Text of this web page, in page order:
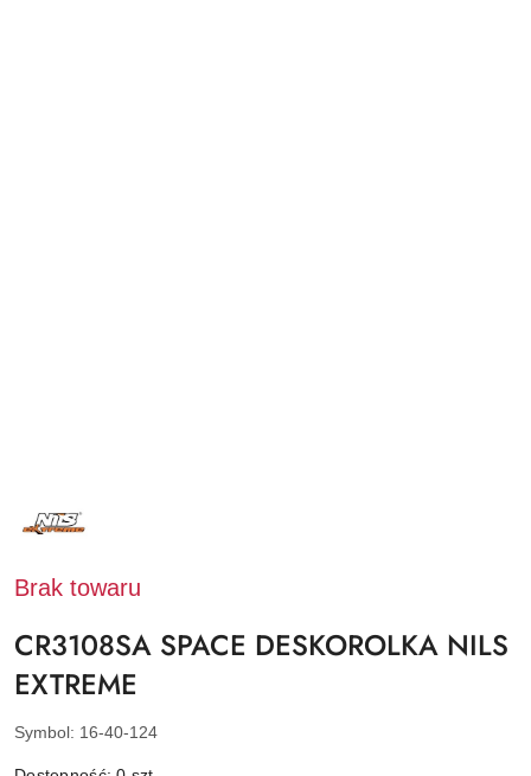
PRODUCENTA:
NILS
Brak towaru
CR3108SA SPACE DESKOROLKA NILS
EXTREME
Symbol: 16-40-124